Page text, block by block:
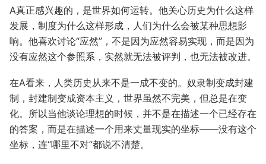
A真正感兴趣的，是世界如何运转。他关心历史为什么这样
发展，制度为什么这样形成，人们为什么会被某种思想影
响。他喜欢讨论“应然”，不是因为应然容易实现，而是因为
没有应然这个参照系，实然就无法被评判，也无法被改进。
在A看来，人类历史从来不是一成不变的。奴隶制变成封建
制，封建制变成资本主义，世界虽然不完美，但总是在变
化。所以当他谈论理想的时候，并不是在描述一个已经存在
的答案，而是在描述一个用来丈量现实的坐标——没有这个
坐标，连“哪里不对”都说不清楚。